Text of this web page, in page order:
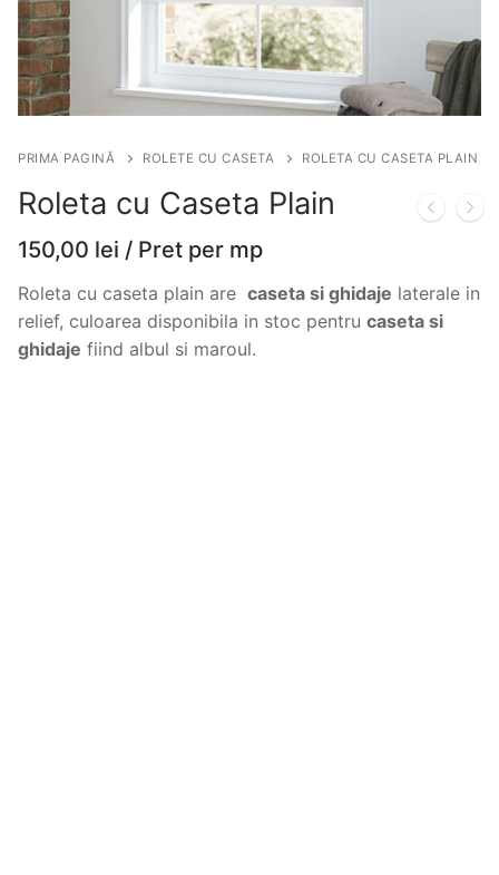
PRIMA PAGINĂ ROLETE CU CASETA ROLETA CU CASETA PLAIN
Roleta cu Caseta Plain
150,00 lei / Pret per mp
Roleta cu caseta plain are caseta si ghidaje laterale in
relief, culoarea disponibila in stoc pentru caseta si
ghidaje fiind albul si maroul.